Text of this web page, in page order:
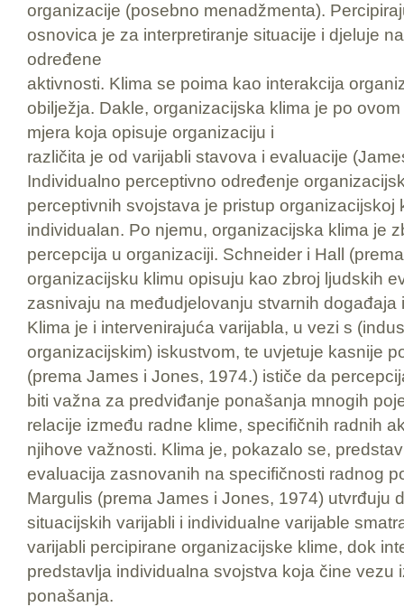
organizacije (posebno menadžmenta).
osnovica je za interpretiranje situacije i djeluje
određene
aktivnosti. Klima se poima kao interakcija
obilježja. Dakle, organizacijska klima je po
mjera koja opisuje organizaciju i
različita je od varijabli stavova i evaluacije
Individualno perceptivno određenje
perceptivnih svojstava je pristup organizacijskoj
individualan. Po njemu, organizacijska klima je
percepcija u organizaciji. Schneider i Hall
organizacijsku klimu opisuju kao zbroj ljudskih
zasnivaju na međudjelovanju stvarnih događaja
Klima je i intervenirajuća varijabla, u vezi s
organizacijskim) iskustvom, te uvjetuje kasnije
(prema James i Jones, 1974.) ističe da
biti važna za predviđanje ponašanja mnogih
relacije između radne klime, specifičnih radnih
njihove važnosti. Klima je, pokazalo se,
evaluacija zasnovanih na specifičnosti radnog
Margulis (prema James i Jones, 1974) utvrđuju
situacijskih varijabli i individualne varijable
varijabli percipirane organizacijske klime, dok
predstavlja individualna svojstva koja čine vezu
ponašanja.